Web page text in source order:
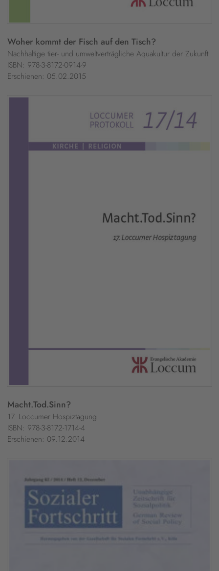
Woher kommt der Fisch auf den Tisch?
Nachhaltige tier- und umweltverträgliche Aquakultur der Zukunft
ISBN: 978-3-8172-0914-9
Erschienen: 05.02.2015
Macht.Tod.Sinn?
17. Loccumer Hospiztagung
ISBN: 978-3-8172-1714-4
Erschienen: 09.12.2014